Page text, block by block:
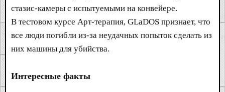
стазис-камеры с испытуемыми на конвейере.
В тестовом курсе Арт-терапия, GLaDOS признает, что
все люди погибли из-за неудачных попыток сделать из
них машины для убийства.
Интересные факты